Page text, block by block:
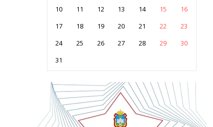
10
11 12 13 14 15
16
17
18 19 20 21 22
23
24
25 26 27 28 29
30
31